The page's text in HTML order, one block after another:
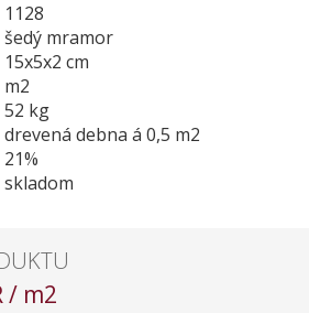
1128
šedý mramor
15x5x2 cm
m2
52 kg
drevená debna á 0,5 m2
21%
skladom
/ m2